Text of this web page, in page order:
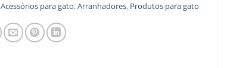
Acessórios para gato,Arranhadores, Produtos para gato